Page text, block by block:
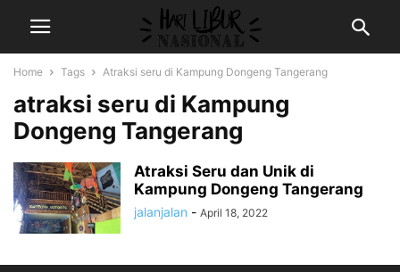
Home Tags Atraksi seru di Kampung Dongeng Tangerang
atraksi seru di Kampung
Dongeng Tangerang
Atraksi Seru dan Unik di
Kampung Dongeng Tangerang
jalanjalan - April 18, 2022